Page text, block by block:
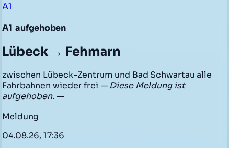
A1
A1 aufgehoben
Lübeck → Fehmarn
zwischen Lübeck-Zentrum und Bad Schwartau alle
Fahrbahnen wieder frei — Diese Meldung ist
aufgehoben. —
Meldung
04.08.26, 17:36